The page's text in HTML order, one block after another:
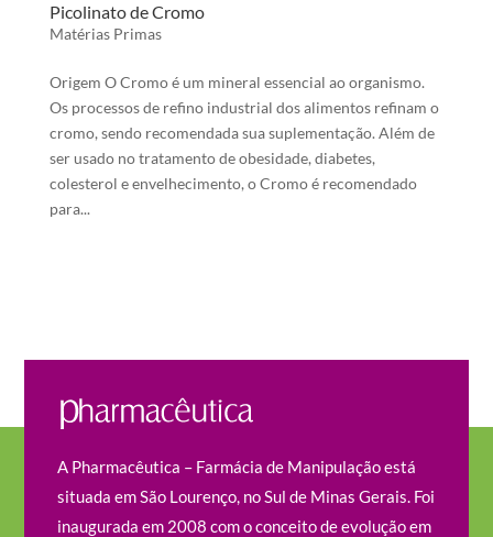
Picolinato de Cromo
Matérias Primas
Origem O Cromo é um mineral essencial ao organismo.
Os processos de refino industrial dos alimentos refinam o
cromo, sendo recomendada sua suplementação. Além de
ser usado no tratamento de obesidade, diabetes,
colesterol e envelhecimento, o Cromo é recomendado
para...
A Pharmacêutica – Farmácia de Manipulação está
situada em São Lourenço, no Sul de Minas Gerais. Foi
inaugurada em 2008 com o conceito de evolução em